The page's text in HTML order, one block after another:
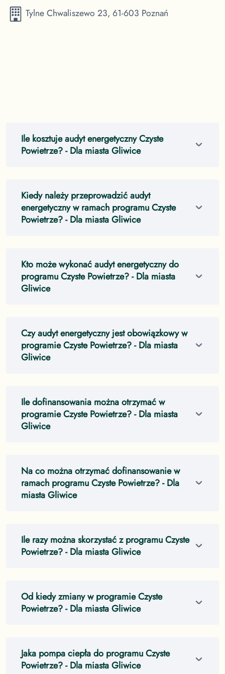
Tylne Chwaliszewo 23, 61-603 Poznań
Ile kosztuje audyt energetyczny Czyste
Powietrze?- Dla miasta Gliwice
Kiedy należy przeprowadzić audyt
energetyczny w ramach programu Czyste
Powietrze?- Dla miasta Gliwice
Kto może wykonać audyt energetyczny do
programu Czyste Powietrze?- Dla miasta
Gliwice
Czy audyt energetyczny jest obowiązkowy w
programie Czyste Powietrze?- Dla miasta
Gliwice
Ile dofinansowania można otrzymać w
programie Czyste Powietrze?- Dla miasta
Gliwice
Na co można otrzymać dofinansowanie w
ramach programu Czyste Powietrze?- Dla
miasta Gliwice
Ile razy można skorzystać z programu Czyste
Powietrze?- Dla miasta Gliwice
Od kiedy zmiany w programie Czyste
Powietrze?- Dla miasta Gliwice
Jaka pompa ciepła do programu Czyste
Powietrze?- Dla miasta Gliwice